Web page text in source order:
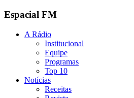
Espacial FM
A Rádio
Institucional
Equipe
Programas
Top 10
Notícias
Receitas